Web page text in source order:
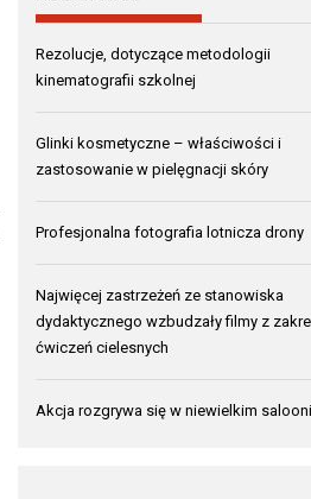
Rezolucje, dotyczące metodologii
kinematografii szkolnej
Glinki kosmetyczne – właściwości i
zastosowanie w pielęgnacji skóry
Profesjonalna fotografia lotnicza drony
Najwięcej zastrzeżeń ze stanowiska
dydaktycznego wzbudzały filmy z
ćwiczeń cielesnych
Akcja rozgrywa się w niewielkim